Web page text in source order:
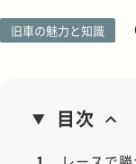
旧車の魅力と知識
目次